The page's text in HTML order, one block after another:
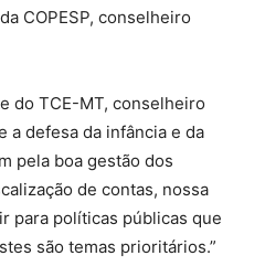
COPESP, conselheiro
do TCE-MT, conselheiro
a defesa da infância e da
pela boa gestão dos
de contas, nossa
para políticas públicas que
são temas prioritários.”